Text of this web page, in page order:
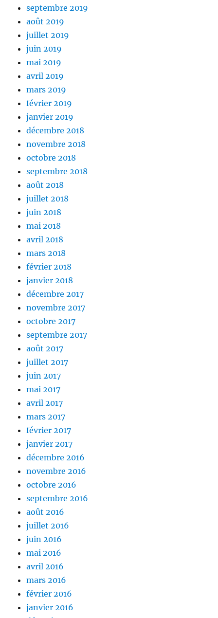
septembre 2019
août 2019
juillet 2019
juin 2019
mai 2019
avril 2019
mars 2019
février 2019
janvier 2019
décembre 2018
novembre 2018
octobre 2018
septembre 2018
août 2018
juillet 2018
juin 2018
mai 2018
avril 2018
mars 2018
février 2018
janvier 2018
décembre 2017
novembre 2017
octobre 2017
septembre 2017
août 2017
juillet 2017
juin 2017
mai 2017
avril 2017
mars 2017
février 2017
janvier 2017
décembre 2016
novembre 2016
octobre 2016
septembre 2016
août 2016
juillet 2016
juin 2016
mai 2016
avril 2016
mars 2016
février 2016
janvier 2016